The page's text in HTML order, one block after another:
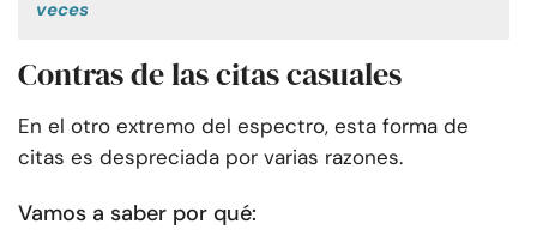
veces
Contras de las citas casuales
En el otro extremo del espectro, esta forma de
citas es despreciada por varias razones.
Vamos a saber por qué: